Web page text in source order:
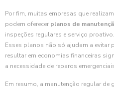
Por fim, muitas empresas que
podem oferecer planos de
inspeções regulares e serviço proativo.
Esses planos não só ajudam a evitar
resultar em economias financeiras
a necessidade de reparos
Em resumo, a manutenção regular